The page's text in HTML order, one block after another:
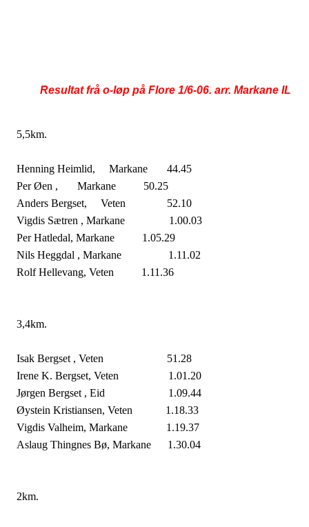
Resultat frå o-løp på Flore 1/6-06. arr. Markane IL
5,5km.
Henning Heimlid, Markane
44.45
Per Øen ,
Markane
50.25
Anders Bergset,
Veten
52.10
Vigdis Sætren , Markane
1.00.03
Per Hatledal, Markane
1.05.29
Nils Heggdal , Markane
1.11.02
Rolf Hellevang, Veten
1.11.36
3,4km.
Isak Bergset , Veten
51.28
Irene K. Bergset, Veten
1.01.20
Jørgen Bergset , Eid
1.09.44
Øystein Kristiansen, Veten
1.18.33
Vigdis Valheim, Markane
1.19.37
Aslaug Thingnes Bø, Markane
1.30.04
2km.